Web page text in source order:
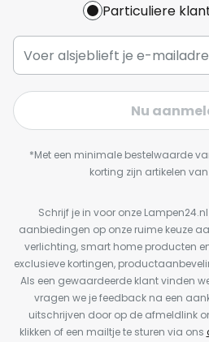
Particuliere
Nu
*Met een minimale bestelwaarde
korting zijn artikelen van
Schrijf je in voor onze
aanbiedingen op onze ruime keuze
verlichting, smart home producten
exclusieve kortingen,
Als een gewaardeerde klant vinden
vragen we je feedback na een
uitschrijven door op de afmeldlink
klikken of een mailtje te sturen via ons